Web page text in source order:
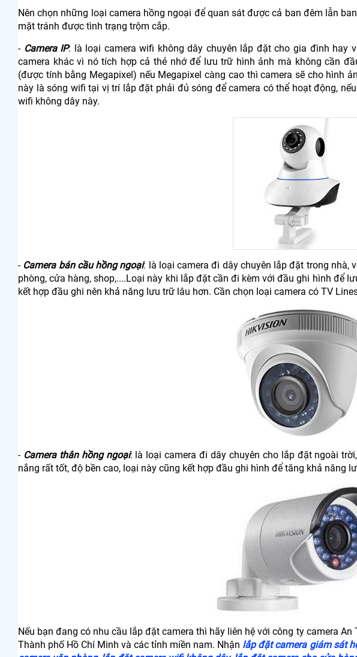
Nên chọn những loại camera hồng ngoại để quan sát được cả ban đêm lẫn
mặt tránh được tình trạng trộm cắp.
- Camera IP: là loại camera wifi không dây chuyên lắp đặt cho gia đình hay
camera khác vì nó tích hợp cả thẻ nhớ để lưu trữ hình ảnh mà không cần
(được tính bằng Megapixel) nếu Megapixel càng cao thì camera sẽ cho hình
này là sóng wifi tại vị trí lắp đặt phải đủ sóng để camera có thể hoạt động,
wifi không dây này.
- Camera bán cầu hồng ngoại: là loại camera đi dây chuyên lắp đặt trong nhà,
phòng, cửa hàng, shop,....Loại này khi lắp đặt cần đi kèm với đầu ghi hình để
kết hợp đầu ghi nên khả năng lưu trữ lâu hơn. Cần chọn loại camera có TV
- Camera thân hồng ngoại: là loại camera đi dây chuyên cho lắp đặt ngoài
nắng rất tốt, độ bền cao, loại này cũng kết hợp đầu ghi hình để tăng khả năng
Nếu bạn đang có nhu cầu lắp đặt camera thì hãy liên hệ với công ty camera
Thành phố Hồ Chí Minh và các tỉnh miền nam. Nhận lắp đặt camera giám sát